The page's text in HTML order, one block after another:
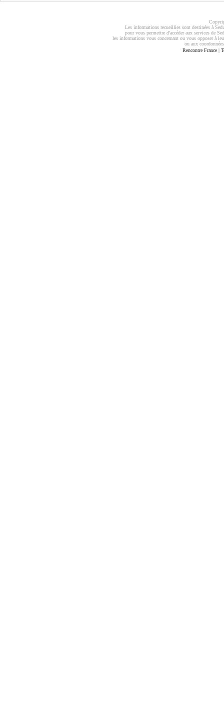
Les informations recueillies sont destinées à
pour vous permettre d'accéder aux services de
les informations vous concernant ou vous opposer à
ou aux
Rencontre France |